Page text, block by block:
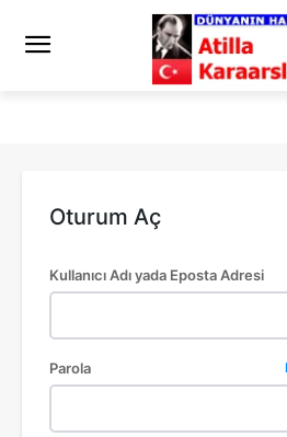
Oturum Aç
Kullanıcı Adı yada Eposta Adresi
Parola